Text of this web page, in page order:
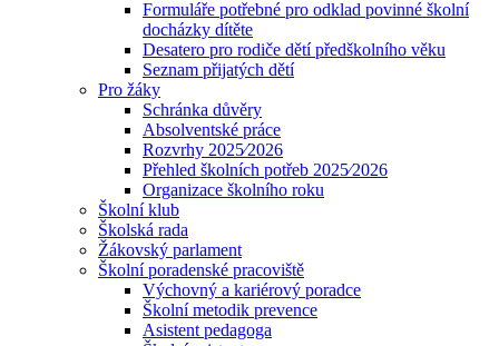
Formuláře potřebné pro odklad povinné školní
docházky dítěte
Desatero pro rodiče dětí předškolního věku
Seznam přijatých dětí
Pro žáky
Schránka důvěry
Absolventské práce
Rozvrhy 2025⁄2026
Přehled školních potřeb 2025⁄2026
Organizace školního roku
Školní klub
Školská rada
Žákovský parlament
Školní poradenské pracoviště
Výchovný a kariérový poradce
Školní metodik prevence
Asistent pedagoga